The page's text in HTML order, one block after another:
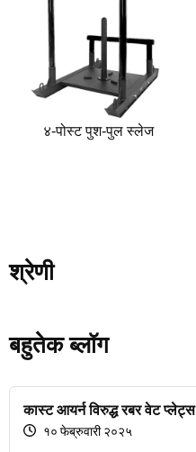
४-पोस्ट पुश-पुल स्लेज
श्रेणी
बहुतेक ब्लॉग
कास्ट आयर्न विरुद्ध रबर वेट प्लेट्स
१० फेब्रुवारी २०२५